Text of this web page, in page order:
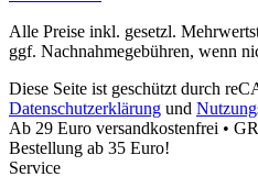
Alle Preise inkl. gesetzl.
ggf. Nachnahmegebühren, wenn
Diese Seite ist geschützt durch
Datenschutzerklärung und
Ab 29 Euro versandkostenfrei •
Bestellung ab 35 Euro!
Service